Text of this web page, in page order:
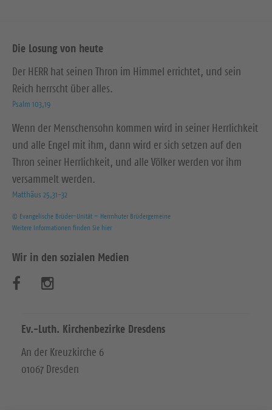
Die Losung von heute
Der HERR hat seinen Thron im Himmel errichtet, und sein
Reich herrscht über alles.
Psalm 103,19
Wenn der Menschensohn kommen wird in seiner Herrlichkeit
und alle Engel mit ihm, dann wird er sich setzen auf den
Thron seiner Herrlichkeit, und alle Völker werden vor ihm
versammelt werden.
Matthäus 25,31-32
© Evangelische Brüder-Unität – Herrnhuter Brüdergemeine
Weitere Informationen finden Sie hier
Wir in den sozialen Medien
s
u
c
s
u
c
Ev.-Luth. Kirchenbezirke Dresdens
An der Kreuzkirche 6
01067 Dresden